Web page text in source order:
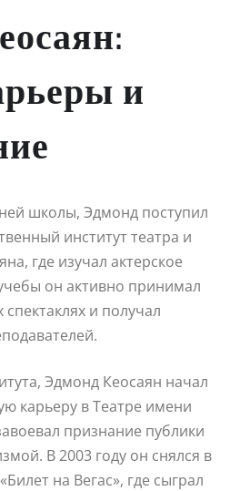
и
школы, Эдмонд поступил
институт театра и
где изучал актерское
он активно принимал
спектаклях и получал
Эдмонд Кеосаян начал
карьеру в Театре имени
признание публики
В 2003 году он снялся в
на Вегас», где сыграл